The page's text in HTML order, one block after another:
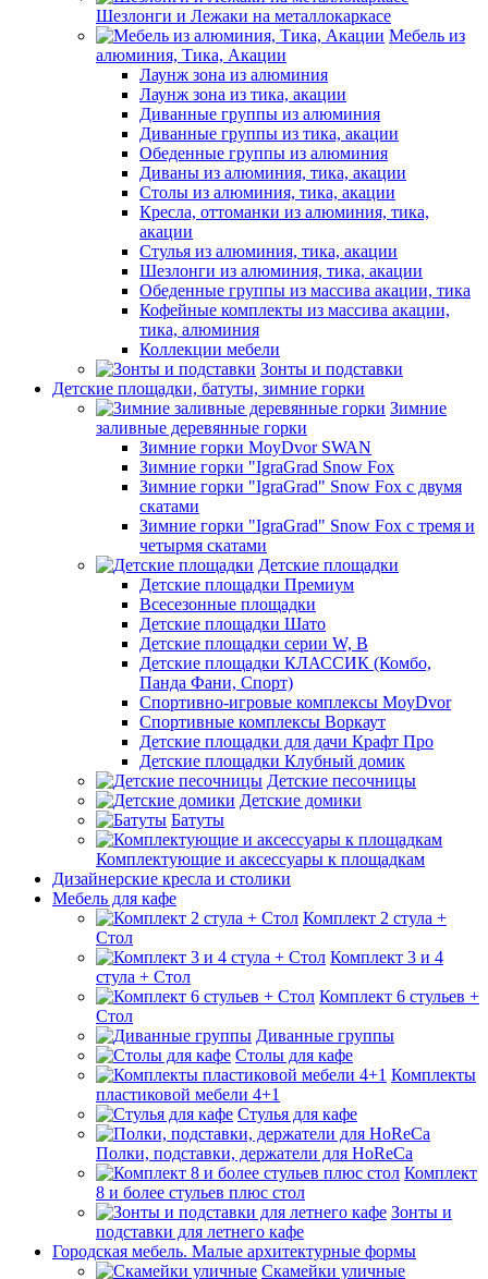
Шезлонги и Лежаки на металлокаркасе
Мебель из
алюминия, Тика, Акации
Лаунж зона из алюминия
Лаунж зона из тика, акации
Диванные группы из алюминия
Диванные группы из тика, акации
Обеденные группы из алюминия
Диваны из алюминия, тика, акации
Столы из алюминия, тика, акации
Кресла, оттоманки из алюминия, тика,
акации
Стулья из алюминия, тика, акации
Шезлонги из алюминия, тика, акации
Обеденные группы из массива акации, тика
Кофейные комплекты из массива акации,
тика, алюминия
Коллекции мебели
Зонты и подставки
Детские площадки, батуты, зимние горки
Зимние
заливные деревянные горки
Зимние горки MoyDvor SWAN
Зимние горки "IgraGrad Snow Fox
Зимние горки "IgraGrad" Snow Fox с двумя
скатами
Зимние горки "IgraGrad" Snow Fox с тремя и
четырмя скатами
Детские площадки
Детские площадки Премиум
Всесезонные площадки
Детские площадки Шато
Детские площадки серии W, В
Детские площадки КЛАССИК (Комбо,
Панда Фани, Спорт)
Спортивно-игровые комплексы MoyDvor
Спортивные комплексы Воркаут
Детские площадки для дачи Крафт Про
Детские площадки Клубный домик
Детские песочницы
Детские домики
Батуты
Комплектующие и аксессуары к площадкам
Дизайнерские кресла и столики
Мебель для кафе
Комплект 2 стула +
Стол
Комплект 3 и 4
стула + Стол
Комплект 6 стульев +
Стол
Диванные группы
Столы для кафе
Комплекты
пластиковой мебели 4+1
Стулья для кафе
Полки, подставки, держатели для HoReCa
Комплект
8 и более стульев плюс стол
Зонты и
подставки для летнего кафе
Городская мебель. Малые архитектурные формы
Скамейки уличные